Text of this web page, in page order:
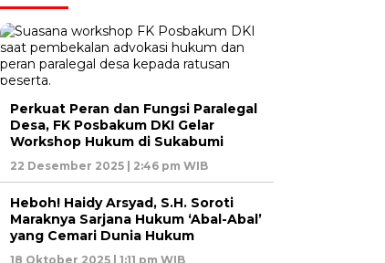
Perkuat Peran dan Fungsi Paralegal
Desa, FK Posbakum DKI Gelar
Workshop Hukum di Sukabumi
22 Desember 2025 | 2:46 pm WIB
Heboh! Haidy Arsyad, S.H. Soroti
Maraknya Sarjana Hukum ‘Abal-Abal’
yang Cemari Dunia Hukum
18 Oktober 2025 | 1:11 pm WIB